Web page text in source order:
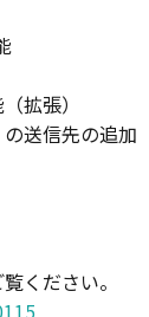
拡張）
送信先の追加
ください。